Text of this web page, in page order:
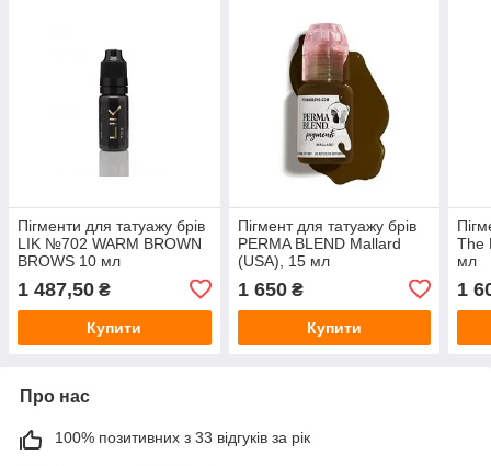
Пігменти для татуажу брів
LIK №702 WARM BROWN
BROWS 10 мл
1 487,50 ₴
Купити
Пігмент для татуажу брів
PERMA BLEND Mallard
(USA), 15 мл
1 650₴
Купити
The
мл
1
Про нас
100% позитивних з 33 відгуків за рік